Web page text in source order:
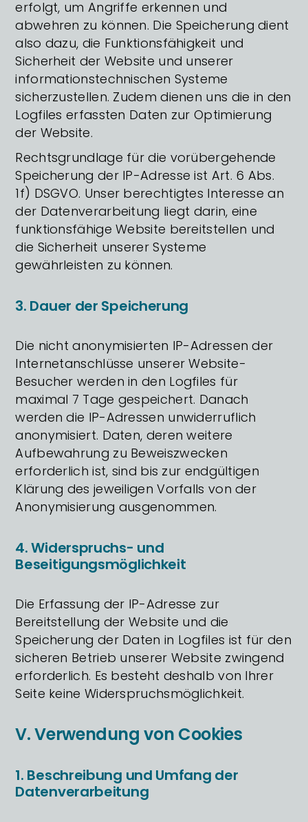
erfolgt, um Angriffe erkennen und
abwehren zu können. Die Speicherung dient
also dazu, die Funktionsfähigkeit und
Sicherheit der Website und unserer
informationstechnischen Systeme
sicherzustellen. Zudem dienen uns die in den
Logfiles erfassten Daten zur Optimierung
der Website.
Rechtsgrundlage für die vorübergehende
Speicherung der IP-Adresse ist Art. 6 Abs.
1f) DSGVO. Unser berechtigtes Interesse an
der Datenverarbeitung liegt darin, eine
funktionsfähige Website bereitstellen und
die Sicherheit unserer Systeme
gewährleisten zu können.
3. Dauer der Speicherung
Die nicht anonymisierten IP-Adressen der
Internetanschlüsse unserer Website-
Besucher werden in den Logfiles für
maximal 7 Tage gespeichert. Danach
werden die IP-Adressen unwiderruflich
anonymisiert. Daten, deren weitere
Aufbewahrung zu Beweiszwecken
erforderlich ist, sind bis zur endgültigen
Klärung des jeweiligen Vorfalls von der
Anonymisierung ausgenommen.
4. Widerspruchs- und
Beseitigungsmöglichkeit
Die Erfassung der IP-Adresse zur
Bereitstellung der Website und die
Speicherung der Daten in Logfiles ist für den
sicheren Betrieb unserer Website zwingend
erforderlich. Es besteht deshalb von Ihrer
Seite keine Widerspruchsmöglichkeit.
V. Verwendung von Cookies
1. Beschreibung und Umfang der
Datenverarbeitung